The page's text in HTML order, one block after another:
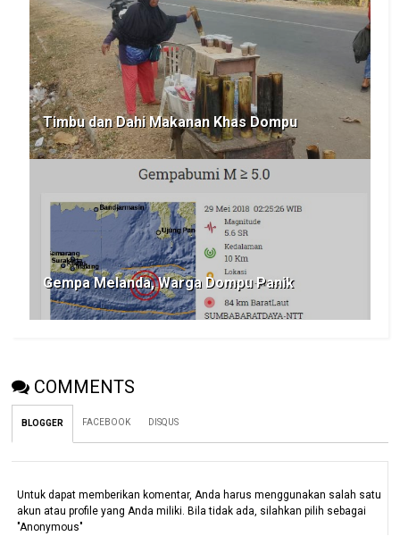
Timbu dan Dahi Makanan Khas Dompu
Gempa Melanda, Warga Dompu Panik
COMMENTS
BLOGGER FACEBOOK DISQUS
Untuk dapat memberikan komentar, Anda harus menggunakan salah satu
akun atau profile yang Anda miliki. Bila tidak ada, silahkan pilih sebagai
"Anonymous"